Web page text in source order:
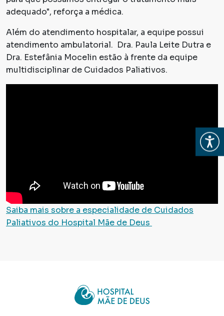
Abrir
adequado", reforça a médica.
Além do atendimento hospitalar, a equipe possui
atendimento ambulatorial. Dra. Paula Leite Dutra e
Dra. Estefânia Mocelin estão à frente da equipe
multidisciplinar de Cuidados Paliativos.
Saiba mais sobre a especialidade de Cuidados
Paliativos do Hospital Mãe de Deus